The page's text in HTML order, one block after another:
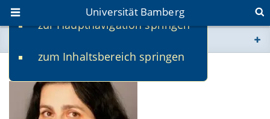
zur Hauptnavigation springen
zum Inhaltsbereich springen
Universität Bamberg
www.uni-bamberg.de
univis.uni-bamberg.de
Dr. Adrianna Hlukhovych